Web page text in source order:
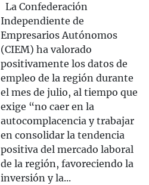
La Confederación
Independiente de
Empresarios Autónomos
(CIEM) ha valorado
positivamente los datos de
empleo de la región durante
el mes de julio, al tiempo que
exige “no caer en la
autocomplacencia y trabajar
en consolidar la tendencia
positiva del mercado laboral
de la región, favoreciendo la
inversión y la...